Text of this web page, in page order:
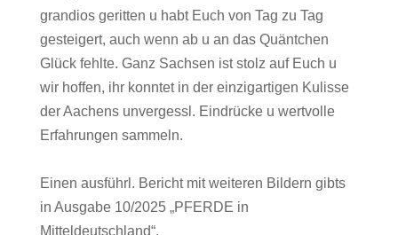
grandios geritten u habt Euch von Tag zu Tag
gesteigert, auch wenn ab u an das Quäntchen
Glück fehlte. Ganz Sachsen ist stolz auf Euch u
wir hoffen, ihr konntet in der einzigartigen Kulisse
der Aachens unvergessl. Eindrücke u wertvolle
Erfahrungen sammeln.
Einen ausführl. Bericht mit weiteren Bildern gibts
in Ausgabe 10/2025 „PFERDE in
Mitteldeutschland“.